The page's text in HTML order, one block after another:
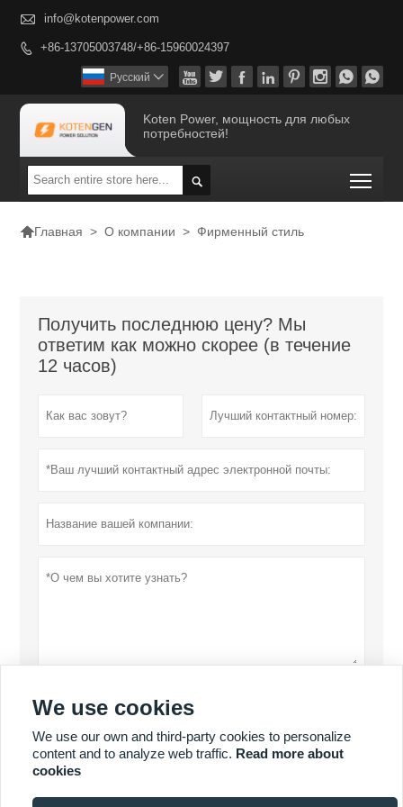
 info@kotenpower.com
 +86-13705003748/+86-15960024397
       
Pусский 
Koten Power, мощность для любых
потребностей!

Главная > О компании > Фирменный стиль
Получить последнюю цену? Мы
ответим как можно скорее (в течение
12 часов)
отправить
Политика конфиденциальности
We use cookies
We use our own and third-party cookies to personalize
content and to analyze web traffic. Read more about
cookies